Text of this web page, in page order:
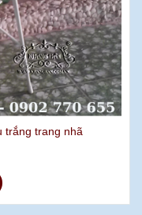
trắng trang nhã